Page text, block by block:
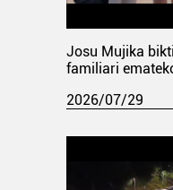
Josu Mujika
familiari
2026/07/29